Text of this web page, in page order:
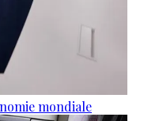
mondiale